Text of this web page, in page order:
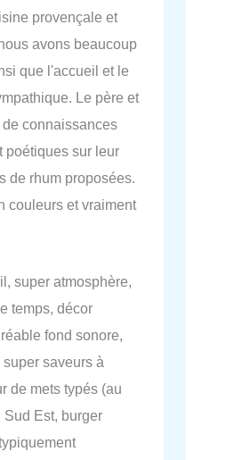
provençale et
avons beaucoup
que l'accueil et le
Le père et
connaissances
poétiques sur leur
de rhum proposées.
couleurs et vraiment
super atmosphère,
temps, décor
fond sonore,
saveurs à
de mets typés (au
Est, burger